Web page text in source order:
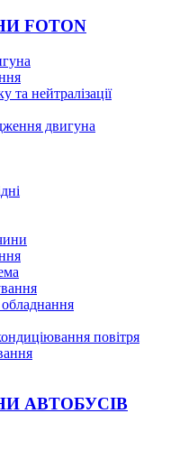
FOTON
та нейтралізації
двигуна
повітря
АВТОБУСІВ